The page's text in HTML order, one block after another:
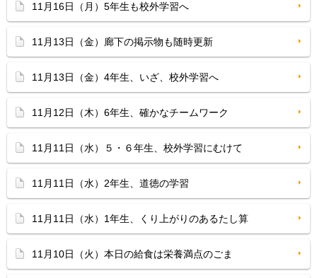
11月16日（月）5年生も校外学習へ
11月13日（金）廊下の掲示物も随時更新
11月13日（金）4年生、いざ、校外学習へ
11月12日（木）6年生、確かなチームワーク
11月11日（水）５・６年生、校外学習にむけて
11月11日（水）2年生、道徳の学習
11月11日（水）1年生、くり上がりのあるたし算
11月10日（火）本日の給食は栄養満点のごま